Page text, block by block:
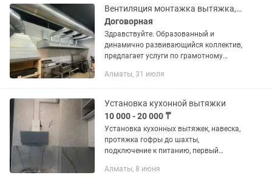
быстрее. - Неправильная...
Вентиляция монтажка вытяжка, приточка
Договорная
Здравствуйте. Образованный и
динамично развивающийся коллектив,
предлагает услуги по грамотному
вашем объекте в сфере вентиляции и...
Алматы, 31 июля
Установка кухонной вытяжки
10 000 - 20 000 ₸
Установка кухонных вытяжек, навеска,
протяжка гофры до шахты,
подключение к питанию, первый
Алматы, 8 июня